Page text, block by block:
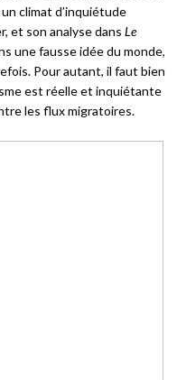
climat d’inquiétude
et son analyse dans Le
une fausse idée du monde,
Pour autant, il faut bien
est réelle et inquiétante
les flux migratoires.